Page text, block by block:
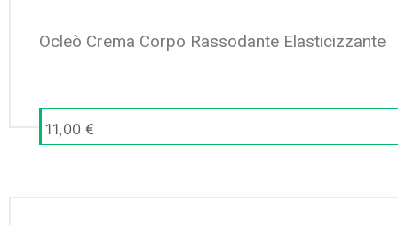
Ocleò Crema Corpo Rassodante Elasticizzante
11,00 €